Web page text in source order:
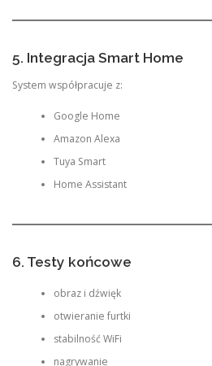
5. Integracja Smart Home
System współpracuje z:
Google Home
Amazon Alexa
Tuya Smart
Home Assistant
6. Testy końcowe
obraz i dźwięk
otwieranie furtki
stabilność WiFi
nagrywanie